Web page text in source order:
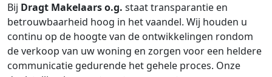
Bij Dragt Makelaars o.g. staat transparantie en
betrouwbaarheid hoog in het vaandel. Wij houden u
continu op de hoogte van de ontwikkelingen rondom
de verkoop van uw woning en zorgen voor een heldere
communicatie gedurende het gehele proces. Onze